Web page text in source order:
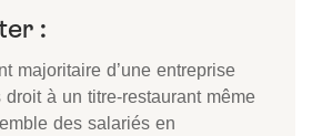
:
majoritaire d’une entreprise
droit à un titre-restaurant même
des salariés en